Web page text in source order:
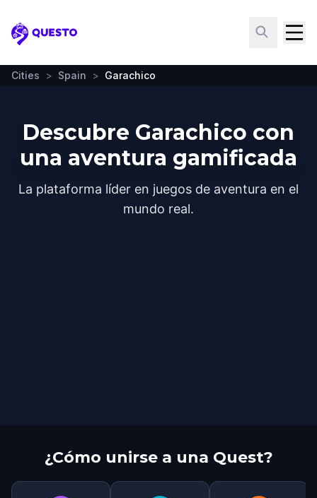
Questo
Cities > Spain > Garachico
Descubre Garachico con
una aventura gamificada
La plataforma líder en juegos de aventura en el
mundo real.
¿Cómo unirse a una Quest?